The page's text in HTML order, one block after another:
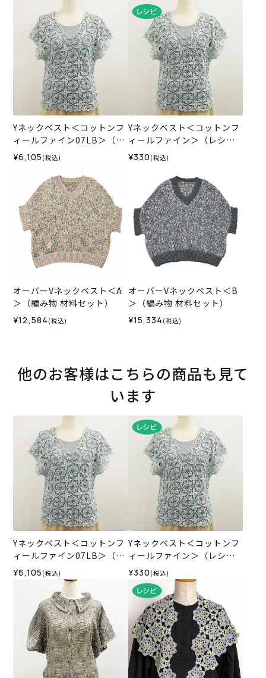
Yネックベスト＜コットンフ
ィールファイン07LB＞（編
み物 材料セット）
¥6,105 (税込)
Yネックベスト＜コットンフ
ィールファイン＞（レシ
ピ）
¥330 (税込)
オーバーVネックベスト＜A
＞（編み物 材料セット）
¥12,584 (税込)
オーバーVネックベスト＜B
＞（編み物 材料セット）
¥15,334 (税込)
他のお客様はこちらの商品も見て
います
Yネックベスト＜コットンフ
ィールファイン07LB＞（編
み物 材料セット）
¥6,105 (税込)
Yネックベスト＜コットンフ
ィールファイン＞（レシ
ピ）
¥330 (税込)